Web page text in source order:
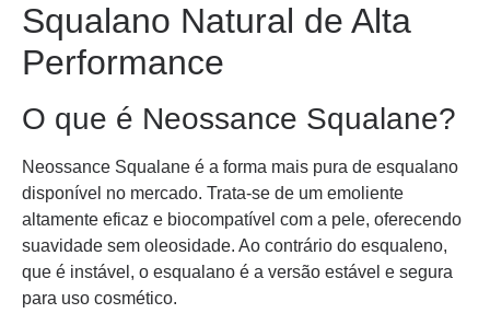
Squalano Natural de Alta
Performance
O que é Neossance Squalane?
Neossance Squalane é a forma mais pura de esqualano
disponível no mercado. Trata-se de um emoliente
altamente eficaz e biocompatível com a pele, oferecendo
suavidade sem oleosidade. Ao contrário do esqualeno,
que é instável, o esqualano é a versão estável e segura
para uso cosmético.